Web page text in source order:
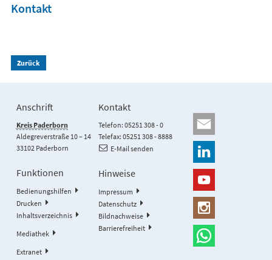
Kontakt
Zurück
Anschrift
Kreis Paderborn
Aldegreverstraße 10 – 14
33102 Paderborn
Kontakt
Telefon: 05251 308 - 0
Telefax: 05251 308 - 8888
E-Mail senden
Funktionen
Bedienungshilfen
Drucken
Inhaltsverzeichnis
Mediathek
Extranet
Hinweise
Impressum
Datenschutz
Bildnachweise
Barrierefreiheit